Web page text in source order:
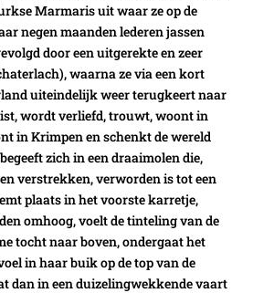
Marmaris uit waar ze op de
negen maanden lederen jassen
door een uitgerekte en zeer
waarna ze via een kort
uiteindelijk weer terugkeert naar
wordt verliefd, trouwt, woont in
in Krimpen en schenkt de wereld
zich in een draaimolen die,
verstrekken, verworden is tot een
plaats in het voorste karretje,
omhoog, voelt de tinteling van de
tocht naar boven, ondergaat het
in haar buik op de top van de
dan in een duizelingwekkende vaart